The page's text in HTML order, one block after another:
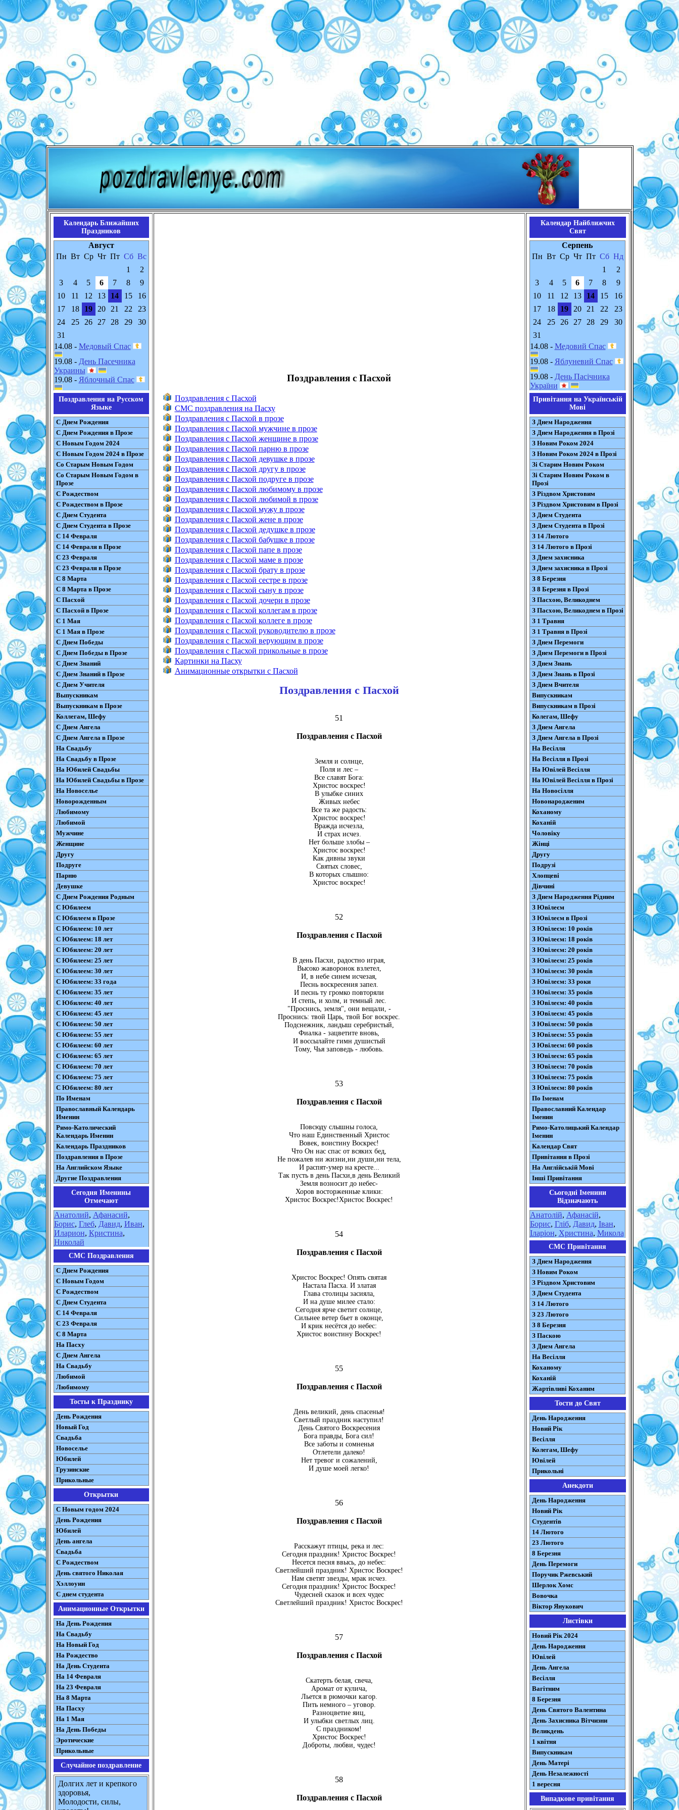
Календарь Ближайших
Праздников
Август
Пн Вт Ср Чт Пт Сб Вс
1
2
3
4 5 6 7 8
9
10
11 12 13 14 15
16
17
18 19 20 21 22
23
24
25 26 27 28 29
30
31
14.08 - Медовый Спас
19.08 - День Пасечника
Украины
19.08 - Яблочный Спас
Поздравления на Русском
Языке
С Днем Рождения
С Днем Рождения в Прозе
С Новым Годом 2024
С Новым Годом 2024 в Прозе
Со Старым Новым Годом
Со Старым Новым Годом в
Прозе
С Рождеством
С Рождеством в Прозе
С Днем Студента
С Днем Студента в Прозе
С 14 Февраля
С 14 Февраля в Прозе
С 23 Февраля
С 23 Февраля в Прозе
С 8 Марта
С 8 Марта в Прозе
С Пасхой
С Пасхой в Прозе
С 1 Мая
С 1 Мая в Прозе
С Днем Победы
С Днем Победы в Прозе
С Днем Знаний
С Днем Знаний в Прозе
С Днем Учителя
Выпускникам
Выпускникам в Прозе
Коллегам, Шефу
С Днем Ангела
С Днем Ангела в Прозе
На Свадьбу
На Свадьбу в Прозе
На Юбилей Свадьбы
На Юбилей Свадьбы в Прозе
На Новоселье
Новорожденным
Любимому
Любимой
Мужчине
Женщине
Другу
Подруге
Парню
Девушке
С Днем Рождения Родным
С Юбилеем
С Юбилеем в Прозе
С Юбилеем: 10 лет
С Юбилеем: 18 лет
С Юбилеем: 20 лет
С Юбилеем: 25 лет
С Юбилеем: 30 лет
С Юбилеем: 33 года
С Юбилеем: 35 лет
С Юбилеем: 40 лет
С Юбилеем: 45 лет
С Юбилеем: 50 лет
С Юбилеем: 55 лет
С Юбилеем: 60 лет
С Юбилеем: 65 лет
С Юбилеем: 70 лет
С Юбилеем: 75 лет
С Юбилеем: 80 лет
По Именам
Православный Календарь
Именин
Римо-Католический
Календарь Именин
Календарь Праздников
Поздравления в Прозе
На Английском Языке
Другие Поздравления
Сегодня Именины
Отмечают
Анатолий, Афанасий,
Борис, Глеб, Давид, Иван,
Иларион, Кристина,
Николай
СМС Поздравления
С Днем Рождения
С Новым Годом
С Рождеством
C Днем Студента
С 14 Февраля
С 23 Февраля
С 8 Марта
На Пасху
C Днем Ангела
На Свадьбу
Любимой
Любимому
Тосты к Празднику
День Рождения
Новый Год
Свадьба
Новоселье
Юбилей
Грузинские
Прикольные
Открытки
С Новым годом 2024
День Рождения
Юбилей
День ангела
Свадьба
С Рождеством
День святого Николая
Хэллоуин
С днем студента
Анимационные Открытки
На День Рождения
На Свадьбу
На Новый Год
На Рождество
На День Студента
На 14 Февраля
На 23 Февраля
На 8 Марта
На Пасху
На 1 Мая
На День Победы
Эротические
Прикольные
Случайное поздравление
Долгих лет и крепкого
здоровья,
Молодости, силы,
Поздравления с Пасхой
Поздравления с Пасхой
СМС поздравления на Пасху
Поздравления с Пасхой в прозе
Поздравления с Пасхой мужчине в прозе
Поздравления с Пасхой женщине в прозе
Поздравления с Пасхой парню в прозе
Поздравления с Пасхой девушке в прозе
Поздравления с Пасхой другу в прозе
Поздравления с Пасхой подруге в прозе
Поздравления с Пасхой любимому в прозе
Поздравления с Пасхой любимой в прозе
Поздравления с Пасхой мужу в прозе
Поздравления с Пасхой жене в прозе
Поздравления с Пасхой дедушке в прозе
Поздравления с Пасхой бабушке в прозе
Поздравления с Пасхой папе в прозе
Поздравления с Пасхой маме в прозе
Поздравления с Пасхой брату в прозе
Поздравления с Пасхой сестре в прозе
Поздравления с Пасхой сыну в прозе
Поздравления с Пасхой дочери в прозе
Поздравления с Пасхой коллегам в прозе
Поздравления с Пасхой коллеге в прозе
Поздравления с Пасхой руководителю в прозе
Поздравления с Пасхой верующим в прозе
Поздравления с Пасхой прикольные в прозе
Картинки на Пасху
Анимационные открытки с Пасхой
Поздравления с Пасхой
51
Поздравления с Пасхой
Земля и солнце,
Поля и лес –
Все славят Бога:
Христос воскрес!
В улыбке синих
Живых небес
Все та же радость:
Христос воскрес!
Вражда исчезла,
И страх исчез.
Нет больше злобы –
Христос воскрес!
Как дивны звуки
Святых словес,
В которых слышно:
Христос воскрес!
52
Поздравления с Пасхой
В день Пасхи, радостно играя,
Высоко жаворонок взлетел,
И, в небе синем исчезая,
Песнь воскресения запел.
И песнь ту громко повторяли
И степь, и холм, и темный лес.
"Проснись, земля", они вещали, -
Проснись: твой Царь, твой Бог воскрес.
Подснежник, ландыш серебристый,
Фиалка - зацветите вновь,
И воссылайте гимн душистый
Тому, Чья заповедь - любовь.
53
Поздравления с Пасхой
Повсюду слышны голоса,
Что наш Единственный Христос
Вовек, воистину Воскрес!
Что Он нас спас от всяких бед,
Не пожалев ни жизни,ни души,ни тела,
И распят-умер на кресте...
Так пусть в день Пасхи,в день Великий
Земля возносит до небес-
Хоров восторженные клики:
Христос Воскрес!Христос Воскрес!
54
Поздравления с Пасхой
Христос Воскрес! Опять святая
Настала Пасха. И златая
Глава столицы засияла,
И на душе милее стало:
Сегодня ярче светит солнце,
Сильнее ветер бьет в оконце,
И крик несётся до небес:
Христос воистину Воскрес!
55
Поздравления с Пасхой
День великий, день спасенья!
Светлый праздник наступил!
День Святого Воскресения
Бога правды, Бога сил!
Все заботы и сомненья
Отлетели далеко!
Нет тревог и сожалений,
И душе моей легко!
56
Поздравления с Пасхой
Расскажут птицы, река и лес:
Сегодня праздник! Христос Воскрес!
Несется песня ввысь, до небес:
Светлейший праздник! Христос Воскрес!
Нам светят звезды, мрак исчез.
Сегодня праздник! Христос Воскрес!
Чудесней сказок и всех чудес
Светлейший праздник! Христос Воскрес!
57
Поздравления с Пасхой
Скатерть белая, свеча,
Аромат от кулича,
Льется в рюмочки кагор.
Пить немного – уговор.
Разноцветие яиц,
И улыбки светлых лиц.
С праздником!
Христос Воскрес!
Доброты, любви, чудес!
58
Поздравления с Пасхой
Календар Найближчих
Свят
Серпень
Пн Вт Ср Чт Пт Сб Нд
1
2
3
4 5 6 7 8
9
10
11 12 13 14 15
16
17
18 19 20 21 22
23
24
25 26 27 28 29
30
31
14.08 - Медовий Спас
19.08 - Яблуневий Спас
19.08 - День Пасічника
України
Привітання на Українській
Мові
З Днем Народження
З Днем Народження в Прозі
З Новим Роком 2024
З Новим Роком 2024 в Прозі
Зі Старим Новим Роком
Зі Старим Новим Роком в
Прозі
З Різдвом Христовим
З Різдвом Христовим в Прозі
З Днем Студента
З Днем Студента в Прозі
З 14 Лютого
З 14 Лютого в Прозі
З Днем захисника
З Днем захисника в Прозі
З 8 Березня
З 8 Березня в Прозі
З Пасхою, Великоднем
З Пасхою, Великоднем в Прозі
З 1 Травня
З 1 Травня в Прозі
З Днем Перемоги
З Днем Перемоги в Прозі
З Днем Знань
З Днем Знань в Прозі
З Днем Вчителя
Випускникам
Випускникам в Прозі
Колегам, Шефу
З Днем Ангела
З Днем Ангела в Прозі
На Весілля
На Весілля в Прозі
На Ювілей Весілля
На Ювілей Весілля в Прозі
На Новосілля
Новонародженим
Коханому
Коханій
Чоловіку
Жінці
Другу
Подрузі
Хлопцеві
Дівчині
З Днем Народження Рідним
З Ювілеєм
З Ювілеєм в Прозі
З Ювілеєм: 10 років
З Ювілеєм: 18 років
З Ювілеєм: 20 років
З Ювілеєм: 25 років
З Ювілеєм: 30 років
З Ювілеєм: 33 роки
З Ювілеєм: 35 років
З Ювілеєм: 40 років
З Ювілеєм: 45 років
З Ювілеєм: 50 років
З Ювілеєм: 55 років
З Ювілеєм: 60 років
З Ювілеєм: 65 років
З Ювілеєм: 70 років
З Ювілеєм: 75 років
З Ювілеєм: 80 років
По Іменам
Православний Календар
Іменин
Римо-Католицький Календар
Іменин
Календар Свят
Привітання в Прозі
На Англійській Мові
Інші Привітання
Сьогодні Іменини
Відзначають
Анатолій, Афанасій,
Борис, Гліб, Давид, Іван,
Іларіон, Христина, Микола
СМС Привітання
З Днем Народження
З Новим Роком
З Різдвом Христовим
З Днем Студента
З 14 Лютого
З 23 Лютого
З 8 Березня
З Паскою
З Днем Ангела
На Весілля
Коханому
Коханій
Жартівливі Коханим
Тости до Свят
День Народження
Новий Рік
Весілля
Колегам, Шефу
Ювілей
Прикольні
Анекдоти
День Народження
Новий Рік
Студентів
14 Лютого
23 Лютого
8 Березня
День Перемоги
Поручик Ржевський
Шерлок Хомс
Вовочка
Віктор Янукович
Листівки
Новий Рік 2024
День Народження
Ювілей
День Ангела
Весілля
Вагітним
8 Березня
День Святого Валентина
День Захисника Вітчизни
Великдень
1 квітня
Випускникам
День Матері
День Незалежності
1 вересня
Випадкове привітання